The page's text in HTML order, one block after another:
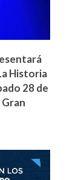
Historia
28 de
Gran